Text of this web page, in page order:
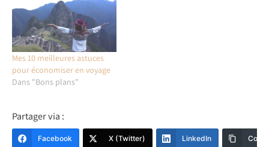
Mes 10 meilleures astuces
pour économiser en voyage
Dans "Bons plans"
Partager via :
Facebook X (Twitter) LinkedIn Copy